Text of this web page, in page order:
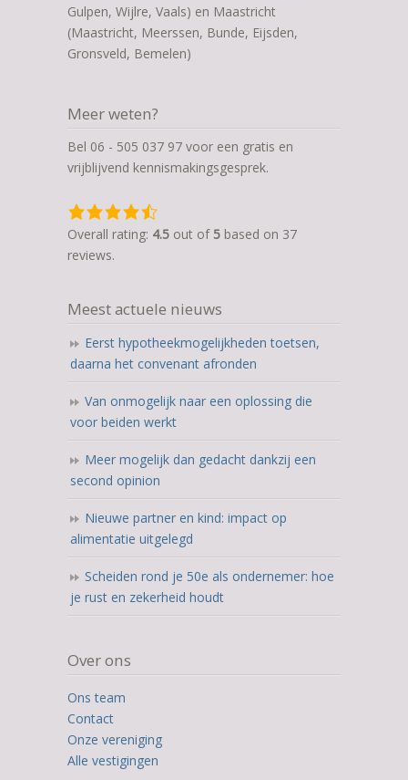
Gulpen, Wijlre, Vaals) en Maastricht
(Maastricht, Meerssen, Bunde, Eijsden,
Gronsveld, Bemelen)
Meer weten?
Bel 06 - 505 037 97 voor een gratis en
vrijblijvend kennismakingsgesprek.
4,5
rating
based
ratings
Overall rating: 4.5 out of 5 based on 37
reviews.
Meest actuele nieuws
Eerst hypotheekmogelijkheden toetsen,
daarna het convenant afronden
Van onmogelijk naar een oplossing die
voor beiden werkt
Meer mogelijk dan gedacht dankzij een
second opinion
Nieuwe partner en kind: impact op
alimentatie uitgelegd
Scheiden rond je 50e als ondernemer: hoe
je rust en zekerheid houdt
Over ons
Ons team
Contact
Onze vereniging
Alle vestigingen